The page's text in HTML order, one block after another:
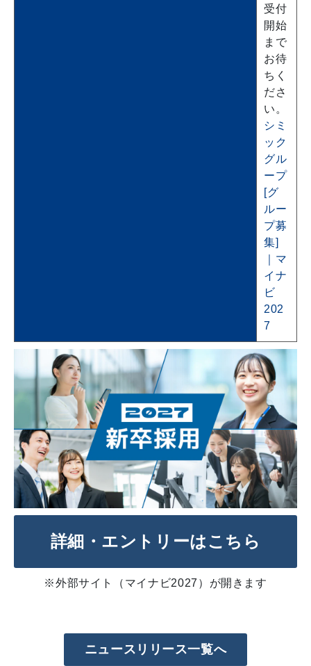
受付
開始
まで
お待
ちく
ださ
い。
シミ
ック
グル
ープ
[グ
ルー
プ募
集]
｜マ
イナ
ビ
202
7
詳細・エントリーはこちら
※外部サイト（マイナビ2027）が開きます
ニュースリリース一覧へ